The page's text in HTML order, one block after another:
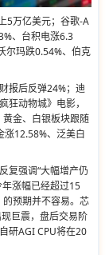
5万亿美元；谷歌-A
、台积电涨6.3
尔玛跌0.54%、伯克
报后反弹24%；迪
狂动物城》电影，
金、白银板块跟随
12.58%、泛美白
复强调“大幅增产仍
涨幅已经超过15
预期并不容易。芯
巨震，盘后交易阶
研AGI CPU将在20